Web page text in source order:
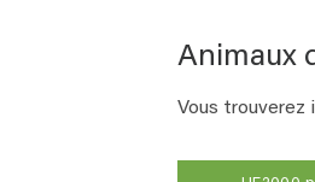
Animaux
Vous trouverez